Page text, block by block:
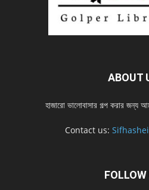
ABOUT
হাজারো ভালোবাসার গল্প করার জন্য
Contact us:
FOLLOW